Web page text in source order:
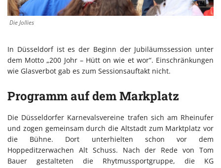
Die Jollies
In Düsseldorf ist es der Beginn der Jubiläumssession unter
dem Motto „200 Johr – Hütt on wie et wor“. Einschränkungen
wie Glasverbot gab es zum Sessionsauftakt nicht.
Programm auf dem Markplatz
Die Düsseldorfer Karnevalsvereine trafen sich am Rheinufer
und zogen gemeinsam durch die Altstadt zum Marktplatz vor
die Bühne. Dort unterhielten schon vor dem
Hoppeditzerwachen Alt Schuss. Nach der Rede von Tom
Bauer gestalteten die Rhytmussportgruppe, die KG